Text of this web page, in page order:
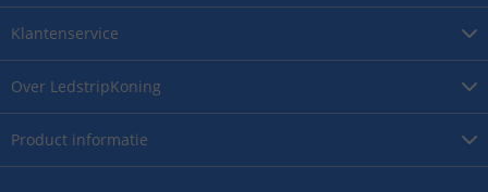
Over LedstripKoning
Product informatie
Klantenservice